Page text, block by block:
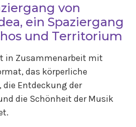
von
ein Spaziergang
und Territorium
in Zusammenarbeit mit
das körperliche
die Entdeckung der
die Schönheit der Musik